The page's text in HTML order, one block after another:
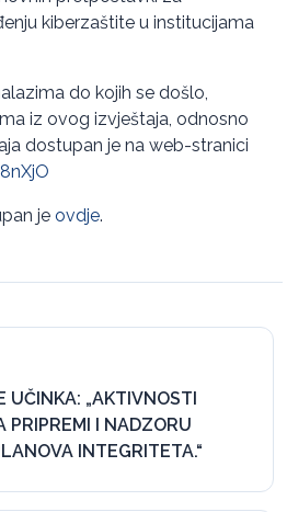
kiberzaštite u institucijama
do kojih se došlo,
iz ovog izvještaja, odnosno
dostupan je na web-stranici
je ovdje.
UČINKA: „AKTIVNOSTI
PRIPREMI I NADZORU
INTEGRITETA.“